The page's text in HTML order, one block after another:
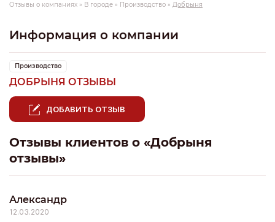
Отзывы о компаниях » В городе » Производство » Добрыня
Информация о компании
Производство
ДОБРЫНЯ ОТЗЫВЫ
ДОБАВИТЬ ОТЗЫВ
Отзывы клиентов о «Добрыня
отзывы»
Александр
12.03.2020